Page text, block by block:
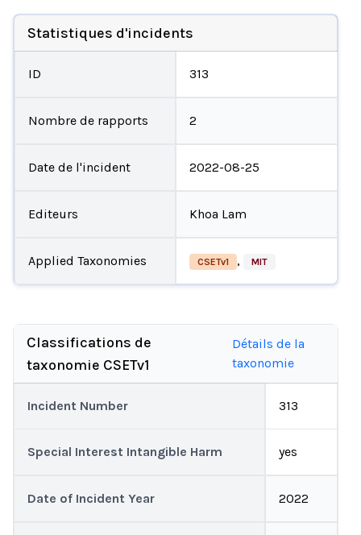
Statistiques d'incidents
ID 313
Nombre de rapports 2
Date de l'incident 2022-08-25
Editeurs Khoa Lam
Applied Taxonomies CSETv1 , MIT
Classifications de
taxonomie CSETv1
Détails de la
taxonomie
Incident Number 313
Special Interest Intangible Harm yes
Date of Incident Year 2022